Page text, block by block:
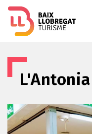
L'Antonia